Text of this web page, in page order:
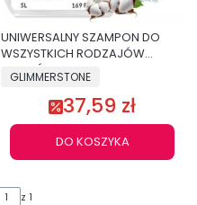
UNIWERSALNY SZAMPON DO
WSZYSTKICH RODZAJÓW
WŁOSÓW KERATYNA + EKS. Z
BAWEŁNY
GLIMMERSTONE
37,59 zł
DO KOSZYKA
z 1